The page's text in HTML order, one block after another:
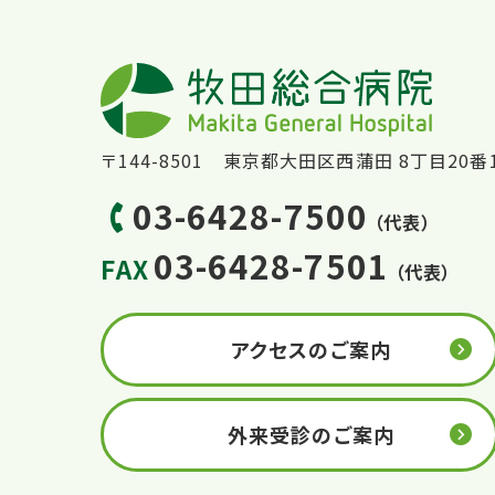
〒144-8501 東京都大田区西蒲田 8丁目20番
03-6428-7500 （代表）
FAX03-6428-7501 （代表）
アクセスのご案内
外来受診のご案内